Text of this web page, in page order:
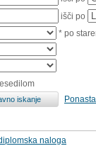
išči po
* po
naloga